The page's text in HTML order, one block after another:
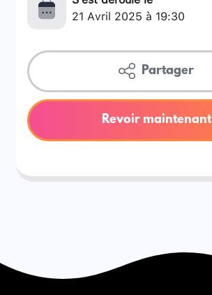
21 Avril 2025 à 19:30
Partager
Revoir maintenant